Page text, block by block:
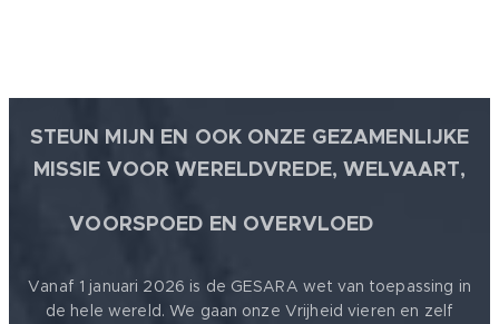
STEUN MIJN EN OOK ONZE GEZAMENLIJKE
MISSIE VOOR WERELDVREDE, WELVAART,
VOORSPOED EN OVERVLOED
Vanaf 1 januari 2026 is de GESARA wet van toepassing in
de hele wereld. We gaan onze Vrijheid vieren en zelf